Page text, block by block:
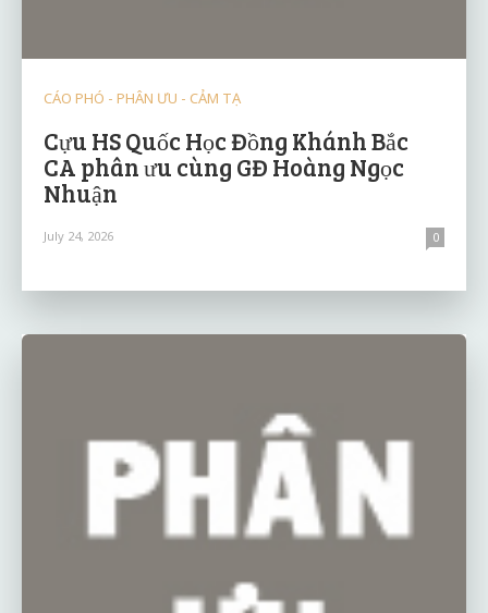
CÁO PHÓ - PHÂN ƯU - CẢM TẠ
Cựu HS Quốc Học Đồng Khánh Bắc
CA phân ưu cùng GĐ Hoàng Ngọc
Nhuận
July 24, 2026 0